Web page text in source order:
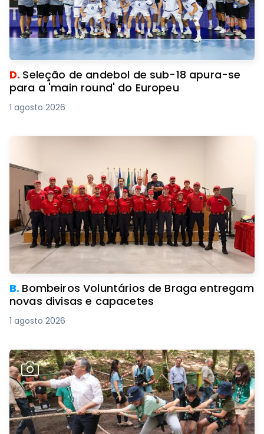
D. Seleção de andebol de sub-18 apura-se
para a 'main round' do Europeu
1 agosto 2026
B. Bombeiros Voluntários de Braga entregam
novas divisas e capacetes
1 agosto 2026